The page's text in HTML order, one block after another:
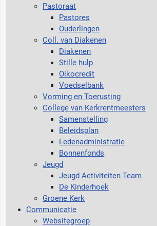
Pastoraat
Pastores
Ouderlingen
Coll. van Diakenen
Diakenen
Stille hulp
Oikocredit
Voedselbank
Vorming en Toerusting
College van Kerkrentmeesters
Samenstelling
Beleidsplan
Ledenadministratie
Bonnenfonds
Jeugd
Jeugd Activiteiten Team
De Kinderhoek
Groene Kerk
Communicatie
Websitegroep